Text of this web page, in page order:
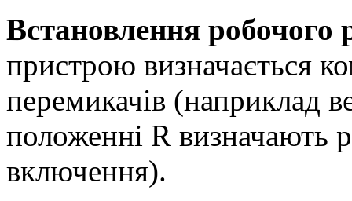
Встановлення робочого
пристрою визначається
перемикачів (наприклад
положенні R визначають
включення).